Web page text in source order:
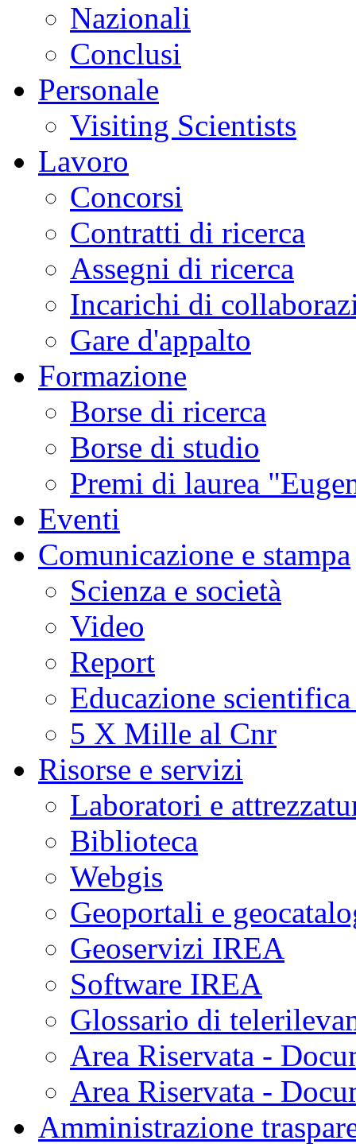
Nazionali
Conclusi
Personale
Visiting Scientists
Lavoro
Concorsi
Contratti di ricerca
Assegni di ricerca
Incarichi di
Gare d'appalto
Formazione
Borse di ricerca
Borse di studio
Premi di laurea
Eventi
Comunicazione e stampa
Scienza e società
Video
Report
Educazione
5 X Mille al Cnr
Risorse e servizi
Laboratori e
Biblioteca
Webgis
Geoportali e
Geoservizi IREA
Software IREA
Glossario di
Area Riservata -
Area Riservata -
Amministrazione